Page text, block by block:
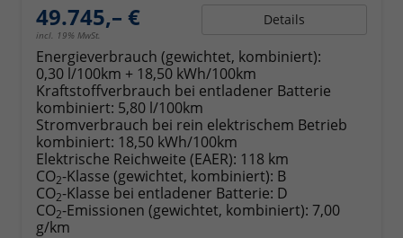
49.745,– €
incl. 19% MwSt.
Details
Energieverbrauch (gewichtet, kombiniert):
0,30 l/100km + 18,50 kWh/100km
Kraftstoffverbrauch bei entladener Batterie
kombiniert: 5,80 l/100km
Stromverbrauch bei rein elektrischem Betrieb
kombiniert: 18,50 kWh/100km
Elektrische Reichweite (EAER): 118 km
CO2-Klasse (gewichtet, kombiniert): B
CO2-Klasse bei entladener Batterie: D
CO2-Emissionen (gewichtet, kombiniert): 7,00
g/km